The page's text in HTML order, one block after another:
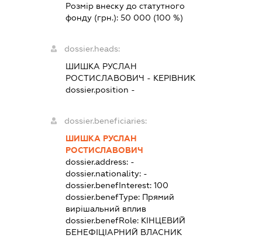
Розмір внеску до статутного
фонду (грн.): 50 000 (100 %)
dossier.heads:
ШИШКА РУСЛАН
РОСТИСЛАВОВИЧ - КЕРІВНИК
dossier.position -
dossier.beneficiaries:
ШИШКА РУСЛАН
РОСТИСЛАВОВИЧ
dossier.address: -
dossier.nationality: -
dossier.benefInterest: 100
dossier.benefType: Прямий
вирішальний вплив
dossier.benefRole: КІНЦЕВИЙ
БЕНЕФІЦІАРНИЙ ВЛАСНИК